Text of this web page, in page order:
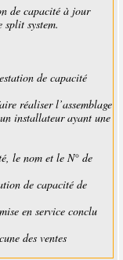
de capacité à jour
system.
de capacité
réaliser l’assemblage
installateur ayant une
le nom et le N° de
de capacité de
en service conclu
des ventes